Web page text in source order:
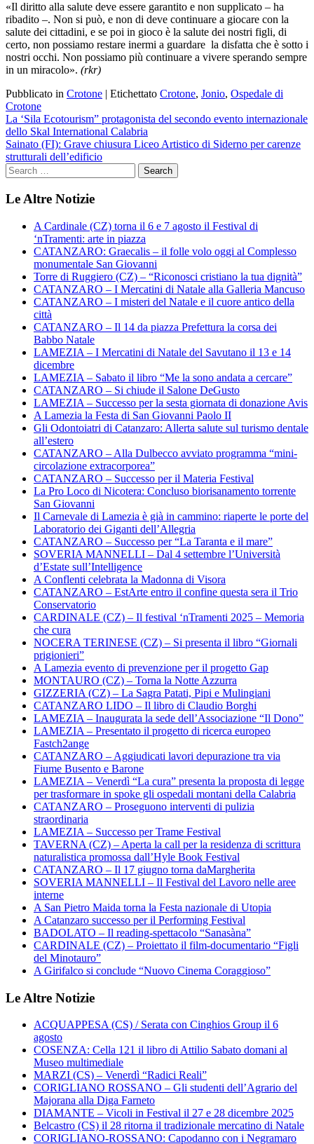
«Il diritto alla salute deve essere garantito e non supplicato – ha
ribadito –. Non si può, e non di deve continuare a giocare con la
salute dei cittadini, e se poi in gioco è la salute dei nostri figli, di
certo, non possiamo restare inermi a guardare la disfatta che è sotto i
nostri occhi. Non possiamo più continuare a vivere sperando sempre
in un miracolo». (rkr)
Pubblicato in Crotone | Etichettato Crotone, Jonio, Ospedale di
Crotone
Navigazione
articoli
La ‘Sila Ecotourism” protagonista del secondo evento internazionale
dello Skal International Calabria
Sainato (FI): Grave chiusura Liceo Artistico di Siderno per carenze
strutturali dell’edificio
Le Altre Notizie
A Cardinale (CZ) torna il 6 e 7 agosto il Festival di
‘nTramenti: arte in piazza
CATANZARO: Graecalis – il folle volo oggi al Complesso
monumentale San Giovanni
Torre di Ruggiero (CZ) – “Riconosci cristiano la tua dignità”
CATANZARO – I Mercatini di Natale alla Galleria Mancuso
CATANZARO – I misteri del Natale e il cuore antico della
città
CATANZARO – Il 14 da piazza Prefettura la corsa dei
Babbo Natale
LAMEZIA – I Mercatini di Natale del Savutano il 13 e 14
dicembre
LAMEZIA – Sabato il libro “Me la sono andata a cercare”
CATANZARO – Si chiude il Salone DeGusto
LAMEZIA – Successo per la sesta giornata di donazione Avis
A Lamezia la Festa di San Giovanni Paolo II
Gli Odontoiatri di Catanzaro: Allerta salute sul turismo dentale
all’estero
CATANZARO – Alla Dulbecco avviato programma “mini-
circolazione extracorporea”
CATANZARO – Successo per il Materia Festival
La Pro Loco di Nicotera: Concluso biorisanamento torrente
San Giovanni
Il Carnevale di Lamezia è già in cammino: riaperte le porte del
Laboratorio dei Giganti dell’Allegria
CATANZARO – Successo per “La Taranta e il mare”
SOVERIA MANNELLI – Dal 4 settembre l’Università
d’Estate sull’Intelligence
A Conflenti celebrata la Madonna di Visora
CATANZARO – EstArte entro il confine questa sera il Trio
Conservatorio
CARDINALE (CZ) – Il festival ‘nTramenti 2025 – Memoria
che cura
NOCERA TERINESE (CZ) – Si presenta il libro “Giornali
prigionieri”
A Lamezia evento di prevenzione per il progetto Gap
MONTAURO (CZ) – Torna la Notte Azzurra
GIZZERIA (CZ) – La Sagra Patati, Pipi e Mulingiani
CATANZARO LIDO – Il libro di Claudio Borghi
LAMEZIA – Inaugurata la sede dell’Associazione “Il Dono”
LAMEZIA – Presentato il progetto di ricerca europeo
Fastch2ange
CATANZARO – Aggiudicati lavori depurazione tra via
Fiume Busento e Barone
LAMEZIA – Venerdì “La cura” presenta la proposta di legge
per trasformare in spoke gli ospedali montani della Calabria
CATANZARO – Proseguono interventi di pulizia
straordinaria
LAMEZIA – Successo per Trame Festival
TAVERNA (CZ) – Aperta la call per la residenza di scrittura
naturalistica promossa dall’Hyle Book Festival
CATANZARO – Il 17 giugno torna daMargherita
SOVERIA MANNELLI – Il Festival del Lavoro nelle aree
interne
A San Pietro Maida torna la Festa nazionale di Utopia
A Catanzaro successo per il Performing Festival
BADOLATO – Il reading-spettacolo “Sanasàna”
CARDINALE (CZ) – Proiettato il film-documentario “Figli
del Minotauro”
A Girifalco si conclude “Nuovo Cinema Coraggioso”
Le Altre Notizie
ACQUAPPESA (CS) / Serata con Cinghios Group il 6
agosto
COSENZA: Cella 121 il libro di Attilio Sabato domani al
Museo multimediale
MARZI (CS) – Venerdì “Radici Reali”
CORIGLIANO ROSSANO – Gli studenti dell’Agrario del
Majorana alla Diga Farneto
DIAMANTE – Vicoli in Festival il 27 e 28 dicembre 2025
Belcastro (CS) il 28 ritorna il tradizionale mercatino di Natale
CORIGLIANO-ROSSANO: Capodanno con i Negramaro